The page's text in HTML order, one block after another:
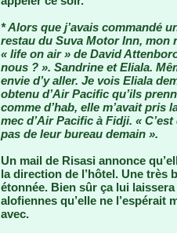
* Alors que j’avais commandé
restau du Suva Motor Inn, mon
« life on air » de David
nous ? ». Sandrine et Eliala.
envie d’y aller. Je vois Eliala
obtenu d’Air Pacific qu’ils
comme d’hab, elle m’avait pris
mec d’Air Pacific à Fidji. «
pas de leur bureau demain ».
Un mail de Risasi annonce
la direction de l’hôtel. Une très
étonnée. Bien sûr ça lui
alofiennes qu’elle ne l’espérait
avec.